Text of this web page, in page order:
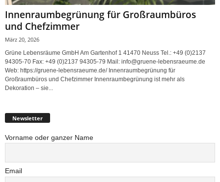
Innenraumbegrünung für Großraumbüros
und Chefzimmer
März 20, 2026
Grüne Lebensräume GmbH Am Gartenhof 1 41470 Neuss Tel.: +49 (0)2137
94305-70 Fax: +49 (0)2137 94305-79 Mail: info@gruene-lebensraeume.de
Web: https://gruene-lebensraeume.de/ Innenraumbegrünung für
Großraumbüros und Chefzimmer Innenraumbegrünung ist mehr als
Dekoration – sie...
Newsletter
Vorname oder ganzer Name
Email